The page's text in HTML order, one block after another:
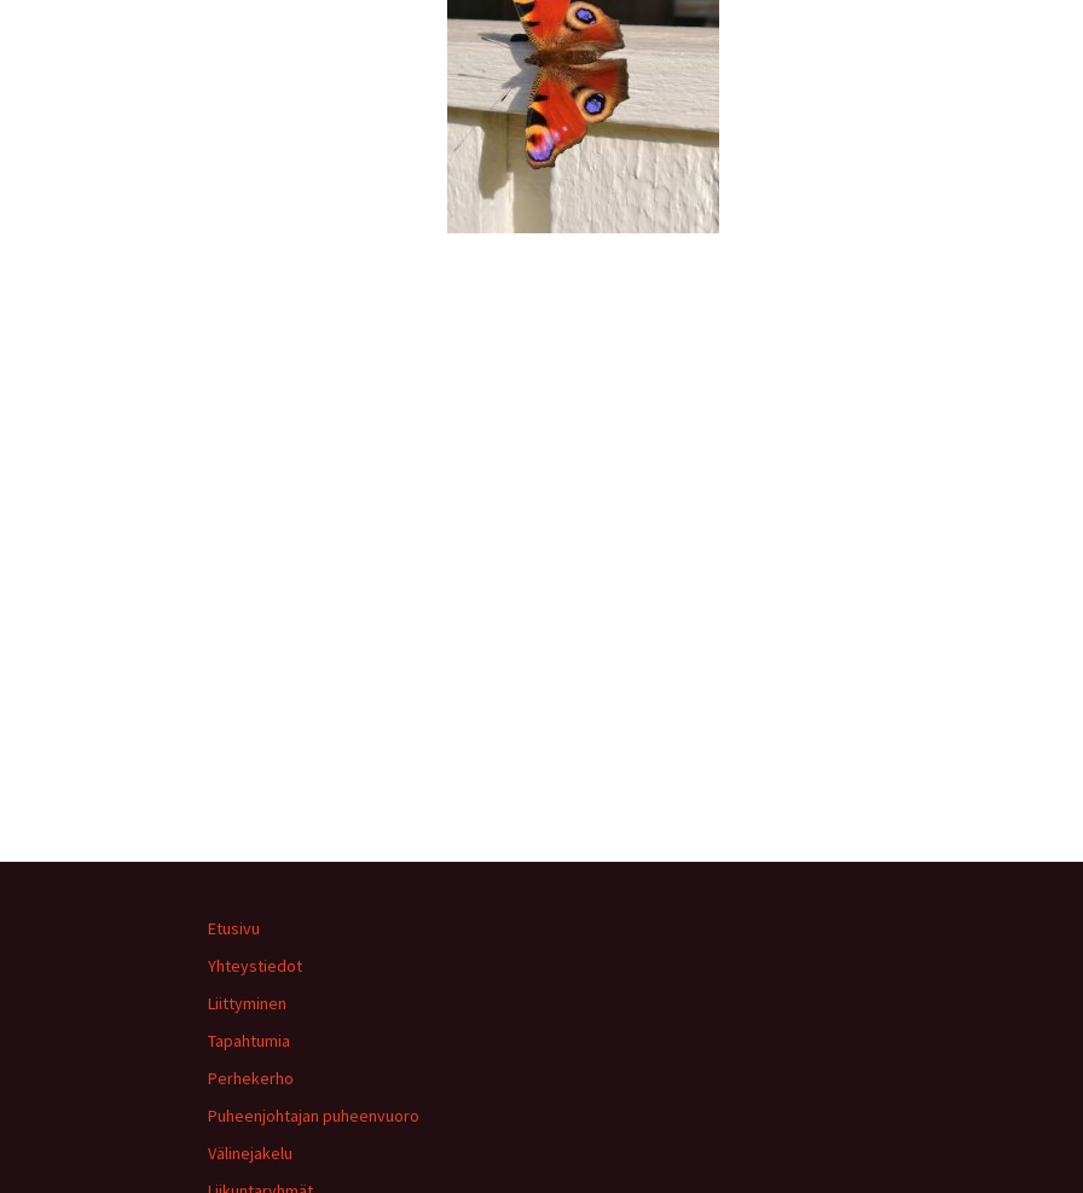
Etusivu
Yhteystiedot
Liittyminen
Tapahtumia
Perhekerho
Puheenjohtajan puheenvuoro
Välinejakelu